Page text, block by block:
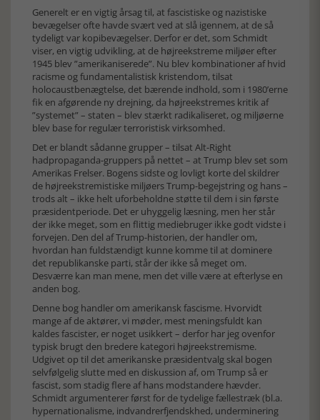
Generelt er en vigtig årsag til, at fascistiske og nazistiske
bevægelser ofte havde svært ved at slå igennem, at de så
tydeligt var kopibevægelser. Derfor er det, som Schmidt
viser, en vigtig udvikling, at de højreekstreme miljøer efter
1945 blev ”amerikaniserede”. Nu blev kombinationer af hvid
racisme og fundamentalistisk kristendom, tilsat
holocaustbenægtelse, det bærende indhold, som i 1980’erne
fik en afgørende ny drejning, da højreekstremes kritik af
”systemet” – staten – blev stærkt radikaliseret, og miljøerne
blev base for regulær terroristisk virksomhed.
Det er blandt sådanne grupper – tilsat Alt-Right
hadpropaganda-gruppers på nettet – at Trump blev set som
Amerikas Frelser. Bogens sidste og lovligt korte del skildrer
de højreekstremistiske miljøers Trump-begejstring og hans –
trods alt – ikke helt uforbeholdne støtte til dem i sin første
præsidentperiode. Det er uhyggelig læsning, men her står
der ikke meget, som en flittig mediebruger ikke godt vidste i
forvejen. Den del af Trump-historien, der handler om,
hvordan han fuldstændigt kunne komme til at dominere
det republikanske parti, står der ikke så meget om.
Desværre kan man mene, men det ville være at efterlyse en
anden bog.
Denne bog handler om amerikansk fascisme. Hvorvidt
mange af de aktører, vi møder, mest meningsfuldt kan
kaldes fascister, er noget usikkert – derfor har jeg ovenfor
typisk brugt den bredere kategori højreekstremisme.
Udgivet op til det amerikanske præsidentvalg skal bogen
selvfølgelig slutte med en diskussion af, om Trump så er
fascist, som stadig flere af hans modstandere hævder.
Schmidt argumenterer først for de tydelige fællestræk (bl.a.
hypernationalisme, indvandrerfjendskhed, underminering